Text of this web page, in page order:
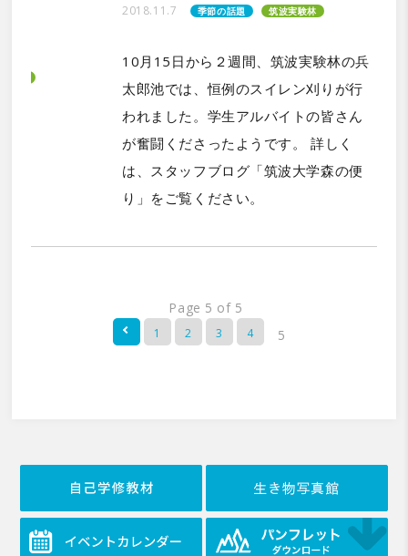
2018.11.7 季節の話題 筑波実験林
10月15日から２週間、筑波実験林の兵
太郎池では、恒例のスイレン刈りが行
われました。学生アルバイトの皆さん
が奮闘くださったようです。 詳しく
は、スタッフブログ「筑波大学森の便
り」をご覧ください。
Page 5 of 5
1 2 3 4 5